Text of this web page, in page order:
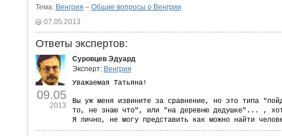
Тема: Венгрия – Общие вопросы о Венгрии
07.05.2013
Ответы экспертов:
09.05
2013
Суровцев Эдуард
Эксперт: Венгрия
Уважаемая Татьяна!
Вы уж меня извините за сравнение, но это типа
то, не знаю что", или "на деревню дедушке"... ,
Я лично, не могу представить как можно найти